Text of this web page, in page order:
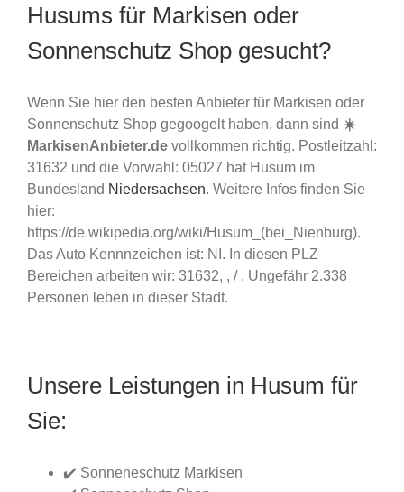
Husums für Markisen oder
Sonnenschutz Shop gesucht?
Wenn Sie hier den besten Anbieter für Markisen oder
Sonnenschutz Shop gegoogelt haben, dann sind ☀️
MarkisenAnbieter.de vollkommen richtig. Postleitzahl:
31632 und die Vorwahl: 05027 hat Husum im
Bundesland Niedersachsen. Weitere Infos finden Sie
hier:
https://de.wikipedia.org/wiki/Husum_(bei_Nienburg).
Das Auto Kennnzeichen ist: NI. In diesen PLZ
Bereichen arbeiten wir: 31632, , / . Ungefähr 2.338
Personen leben in dieser Stadt.
Unsere Leistungen in Husum für
Sie:
✔️ Sonneneschutz Markisen